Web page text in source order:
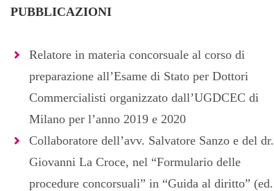
PUBBLICAZIONI
Relatore in materia concorsuale al corso di
preparazione all’Esame di Stato per Dottori
Commercialisti organizzato dall’UGDCEC di
Milano per l’anno 2019 e 2020
Collaboratore dell’avv. Salvatore Sanzo e del dr.
Giovanni La Croce, nel “Formulario delle
procedure concorsuali” in “Guida al diritto” (ed.